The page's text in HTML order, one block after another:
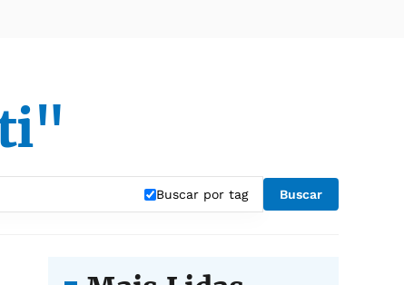
Buscar por tag Buscar